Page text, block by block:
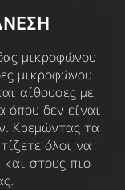
μικροφώνου
μικροφώνου
αίθουσες με
όπου δεν είναι
Κρεμώντας τα
όλοι να
στους πιο